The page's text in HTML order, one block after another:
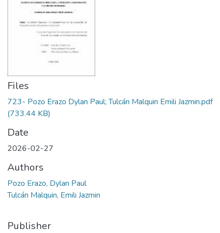
Files
723- Pozo Erazo Dylan Paul; Tulcán Malquin Emili Jazmin.pdf
(733.44 KB)
Date
2026-02-27
Authors
Pozo Erazo, Dylan Paul
Tulcán Malquin, Emili Jazmin
Publisher